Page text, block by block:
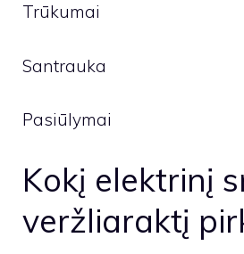
Trūkumai
Santrauka
Pasiūlymai
Kokį elektrinį
veržliaraktį